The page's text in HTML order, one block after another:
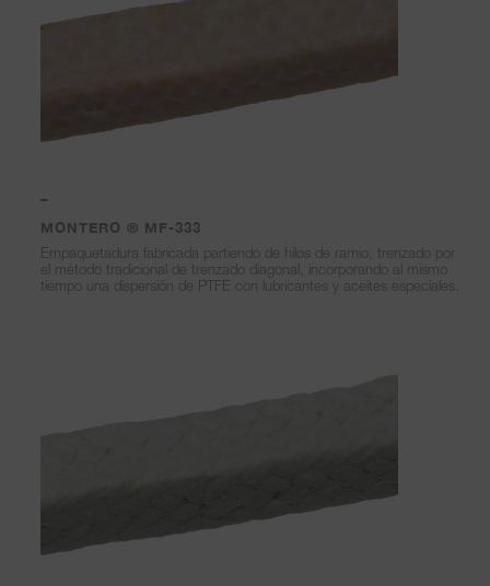
–
MONTERO ® MF-333
Empaquetadura fabricada partiendo de hilos de ramio, trenzado por
el método tradicional de trenzado diagonal, incorporando al mismo
tiempo una dispersión de PTFE con lubricantes y aceites especiales.